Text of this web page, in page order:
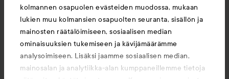
kolmannen osapuolen evästeiden muodossa, mukaan
lukien muu kolmansien osapuolten seuranta, sisällön ja
mainosten räätälöimiseen, sosiaalisen median
ominaisuuksien tukemiseen ja kävijämäärämme
analysoimiseen. Lisäksi jaamme sosiaalisen median,
mainosalan ja analytiikka-alan kumppaneillemme tietoja
Tykkää Kommentoi
976 näyttöä